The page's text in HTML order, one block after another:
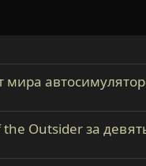
мира
Outsider за